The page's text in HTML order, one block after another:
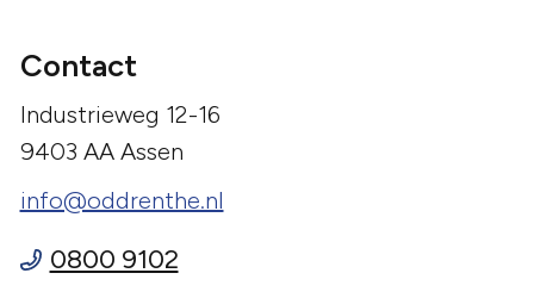
Contact
Industrieweg 12-16
9403 AA Assen
info@oddrenthe.nl
0800 9102